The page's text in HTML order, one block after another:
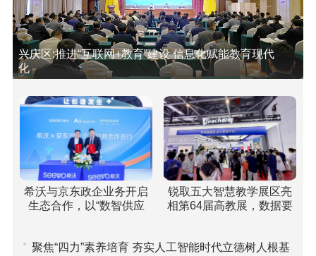
兴庆区:推进“互联网+教育”建设 信息化赋能教育现代
化
希沃与京东政企业务开启
生态合作，以“数智供应
锐取五大智慧教学展区亮
相第64届高教展，数据要
聚焦“四力”素养培育 夯实人工智能时代立德树人根基